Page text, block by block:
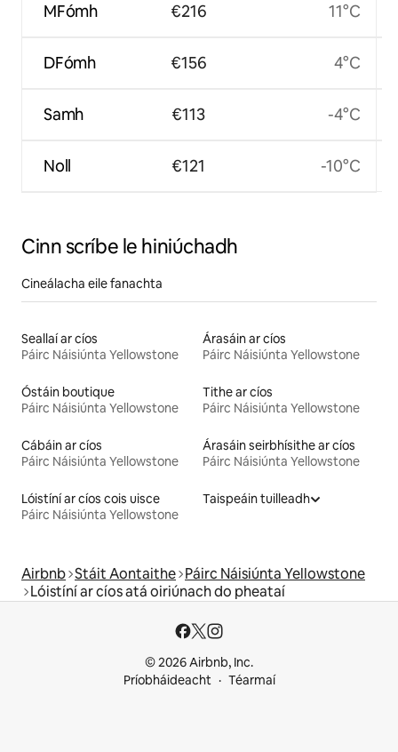
MFómh
DFómh
Samh
Noll
€216
€156
€113
€121
11°C
4°C
-4°C
-10°C
Cinn scríbe le hiniúchadh
Cineálacha eile fanachta
Seallaí ar cíos
Páirc Náisiúnta Yellowstone
Árasáin ar cíos
Páirc Náisiúnta Yellowstone
Óstáin boutique
Páirc Náisiúnta Yellowstone
Tithe ar cíos
Páirc Náisiúnta Yellowstone
Cábáin ar cíos
Páirc Náisiúnta Yellowstone
Árasáin seirbhísithe ar cíos
Páirc Náisiúnta Yellowstone
Lóistíní ar cíos cois uisce
Páirc Náisiúnta Yellowstone
Taispeáin tuilleadh
Airbnb Stáit Aontaithe Páirc Náisiúnta Yellowstone
Lóistíní ar cíos atá oiriúnach do pheataí
© 2026 Airbnb, Inc.
Príobháideacht
Téarmaí